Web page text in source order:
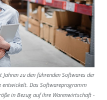
zu den führenden Softwares der
entwickelt. Das Softwareprogramm
in Bezug auf ihre Warenwirtschaft –